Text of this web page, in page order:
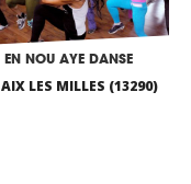
EN NOU AYE DANSE
AIX LES MILLES (13290)